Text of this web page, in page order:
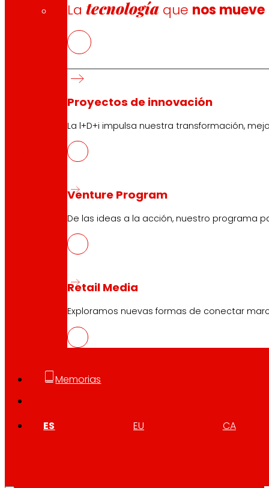
Latecnología que nos mueve
Proyectos de innovación
La l+D+i impulsa nuestra transformación,
Venture Program
De las ideas a la acción, nuestro programa
Retail Media
Exploramos nuevas formas de conectar
Memorias
ES EU CA
EROSKI Corporativo
Quiénes somos